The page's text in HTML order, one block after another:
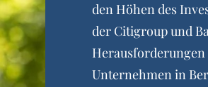
den Höhen des
der Citigroup und
Unternehmen in